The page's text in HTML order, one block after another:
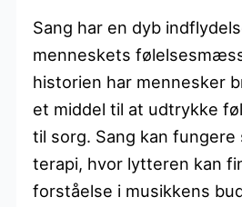
Sang har en dyb
menneskets
historien har mennesker
et middel til at udtrykke
til sorg. Sang kan
terapi, hvor lytteren kan
forståelse i musikkens